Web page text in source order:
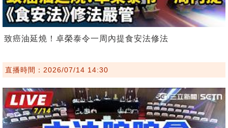
致癌油延燒！卓榮泰令一周內提食安法修法
直播時間：2026/07/14 14:30